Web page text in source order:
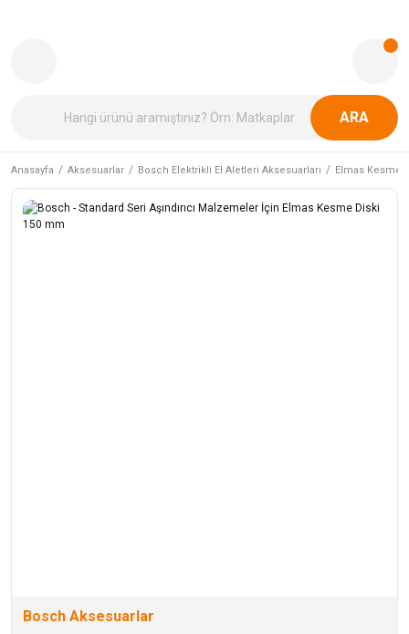
ARA
Anasayfa Aksesuarlar Bosch Elektrikli El Aletleri Aksesuarları Elmas Kesme
Bosch Aksesuarlar